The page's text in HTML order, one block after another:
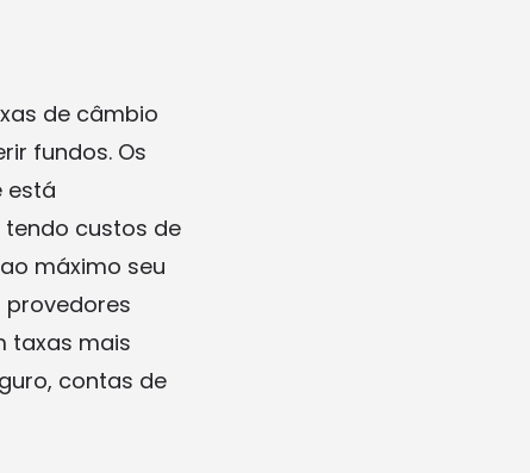
de câmbio
fundos. Os
está
custos de
máximo seu
provedores
taxas mais
contas de